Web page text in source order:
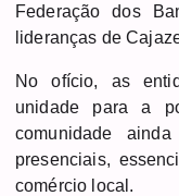
Federação dos
lideranças de
No ofício, as
unidade para a
comunidade
presenciais,
comércio local.